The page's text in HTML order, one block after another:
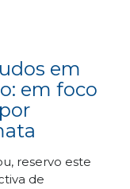
em
em foco
reservo este
de